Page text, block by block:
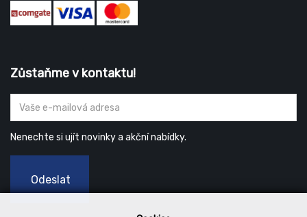
Zůstaňme v kontaktu!
Nenechte si ujít novinky a akční nabídky.
Odeslat